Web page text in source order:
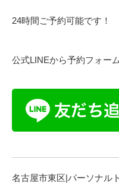
24時間ご予約可能です！
公式LINEから予約フォー
名古屋市東区|パーソナル